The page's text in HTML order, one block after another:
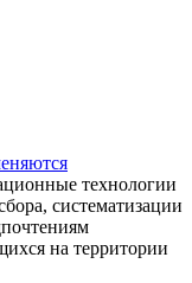
технологии
систематизации
на территории